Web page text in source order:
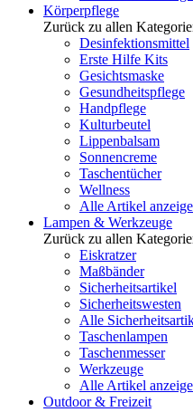
Körperpflege
Zurück zu allen
Desinfektionsmittel
Erste Hilfe Kits
Gesichtsmaske
Gesundheitspflege
Handpflege
Kulturbeutel
Lippenbalsam
Sonnencreme
Taschentücher
Wellness
Alle Artikel
Lampen & Werkzeuge
Zurück zu allen
Eiskratzer
Maßbänder
Sicherheitsartikel
Sicherheitswesten
Alle
Taschenlampen
Taschenmesser
Werkzeuge
Alle Artikel
Outdoor & Freizeit